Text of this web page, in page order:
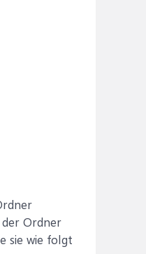
Ordner
sie wie folgt